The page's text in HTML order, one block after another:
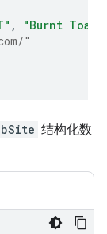
,
"Burnt Toast
"
结构化数